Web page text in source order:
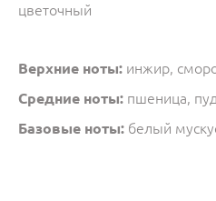
цветочный
Верхние ноты: инжир,
Средние ноты: пшеница,
Базовые ноты: белый